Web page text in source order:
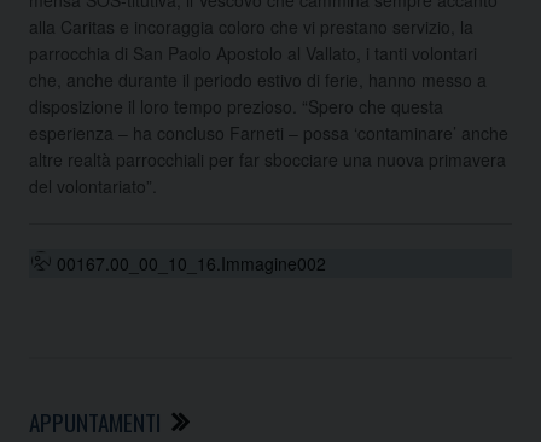
alla Caritas e incoraggia coloro che vi prestano servizio, la
parrocchia di San Paolo Apostolo al Vallato, i tanti volontari
che, anche durante il periodo estivo di ferie, hanno messo a
disposizione il loro tempo prezioso. “Spero che questa
esperienza – ha concluso Farneti – possa ‘contaminare’ anche
altre realtà parrocchiali per far sbocciare una nuova primavera
del volontariato”.
00167.00_00_10_16.Immagine002
APPUNTAMENTI